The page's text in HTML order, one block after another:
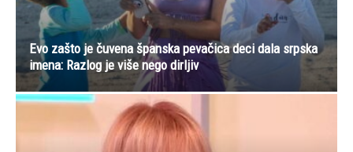
Evo zašto je čuvena španska pevačica deci dala srpska
imena: Razlog je više nego dirljiv